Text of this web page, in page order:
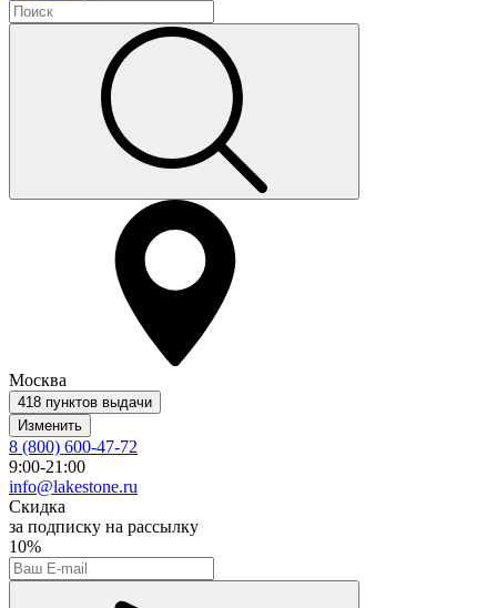
Москва
418 пунктов выдачи
Изменить
8 (800) 600-47-72
9:00-21:00
info@lakestone.ru
Скидка
за подписку на рассылку
10%